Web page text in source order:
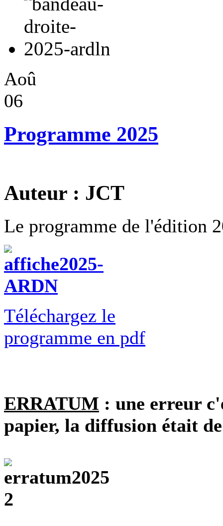
Aoû
06
Programme 2025
Auteur : JCT
Le programme de l'édition
Téléchargez le
programme en pdf
ERRATUM : une erreur
papier, la diffusion était